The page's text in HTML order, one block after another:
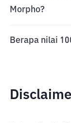
Morpho?
Berapa nilai